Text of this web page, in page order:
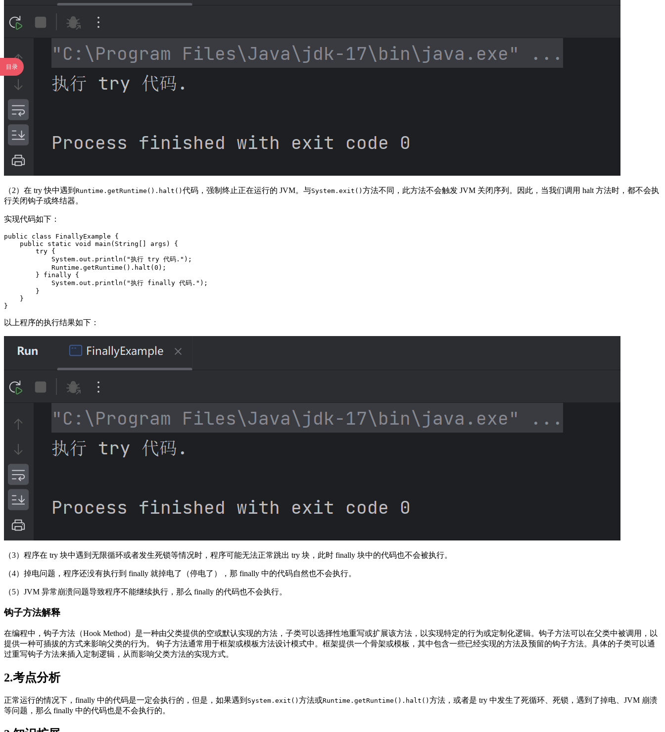
目录
（2）在 try 快中遇到 Runtime.getRuntime().halt() 代码，强制终止正在运行的 JVM。与System.exit() 方法不同，此方法不会触发 JVM 关闭序列。因此，当我们调用 halt 方法时，都不会执
行关闭钩子或终结器。
实现代码如下：
public class FinallyExample {
    public static void main(String[] args) {
        try {
            System.out.println("执行 try 代码.");
            Runtime.getRuntime().halt(0);
        } finally {
            System.out.println("执行 finally 代码.");
        }
    }
以上程序的执行结果如下：
（3）程序在 try 块中遇到无限循环或者发生死锁等情况时，程序可能无法正常跳出 try 块，此时 finally 块中的代码也不会被执行。
（4）掉电问题，程序还没有执行到 finally 就掉电了（停电了），那 finally 中的代码自然也不会执行。
（5）JVM 异常崩溃问题导致程序不能继续执行，那么 finally 的代码也不会执行。
钩子方法解释
在编程中，钩子方法（Hook Method）是一种由父类提供的空或默认实现的方法，子类可以选择性地重写或扩展该方法，以实现特定的行为或定制化逻辑。钩子方法可以在父类中被调用，以
提供一种可插拔的方式来影响父类的行为。 钩子方法通常用于框架或模板方法设计模式中。框架提供一个骨架或模板，其中包含一些已经实现的方法及预留的钩子方法。具体的子类可以通
过重写钩子方法来插入定制逻辑，从而影响父类方法的实现方式。
2.考点分析
正常运行的情况下，finally 中的代码是一定会执行的，但是，如果遇到 System.exit() 方法或Runtime.getRuntime().halt() 方法，或者是 try 中发生了死循环、死锁，遇到了掉电、JVM 崩溃
等问题，那么 finally 中的代码也是不会执行的。